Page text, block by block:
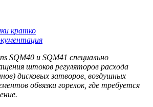
кратко
SQM40 и SQM41 специально
штоков регуляторов расхода
дисковых затворов, воздушных
обвязки горелок, где требуется